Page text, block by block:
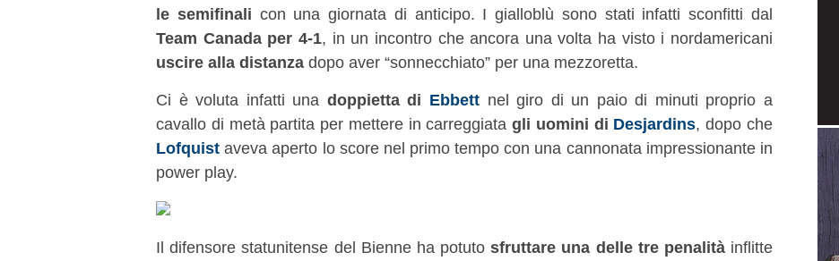
le semifinali con una giornata di anticipo. I gialloblù sono stati infatti sconfitti dal
Team Canada per 4-1, in un incontro che ancora una volta ha visto i nordamericani
uscire alla distanza dopo aver “sonnecchiato” per una mezzoretta.
Ci è voluta infatti una doppietta di Ebbettnel giro di un paio di minuti proprio a
cavallo di metà partita per mettere in carreggiatagli uomini di Desjardins, dopo che
Lofquist aveva aperto lo score nel primo tempo con una cannonata impressionante in
power play.
Il difensore statunitense del Bienne ha potutosfruttare una delle tre penalitàinflitte